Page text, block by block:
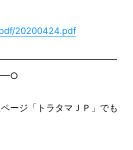
20200424.pdf
ージ「トラタマＪＰ」でも